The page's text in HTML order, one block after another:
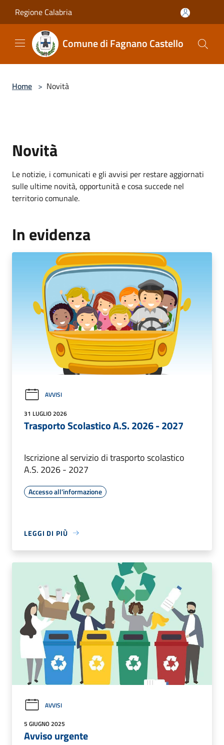
Regione Calabria
Comune di Fagnano Castello
Home > Novità
Novità
Le notizie, i comunicati e gli avvisi per restare aggiornati
sulle ultime novità, opportunità e cosa succede nel
territorio comunale.
In evidenza
AVVISI
31 LUGLIO 2026
Trasporto Scolastico A.S. 2026 - 2027
Iscrizione al servizio di trasporto scolastico
A.S. 2026 - 2027
Accesso all'informazione
LEGGI DI PIÙ
AVVISI
5 GIUGNO 2025
Avviso urgente